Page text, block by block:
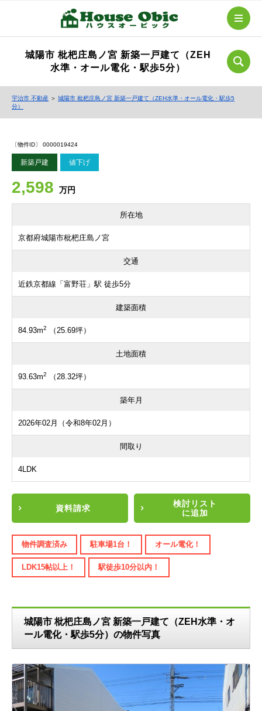
城陽市 枇杷庄島ノ宮 新築一戸建て（ZEH
水準・オール電化・駅歩5分）
宇治市 不動産 ＞ 城陽市 枇杷庄島ノ宮 新築一戸建て（ZEH水準・オール電化・駅歩5
分）
〔物件ID〕 0000019424
新築戸建 値下げ
2,598 万円
所在地
京都府城陽市枇杷庄島ノ宮
交通
近鉄京都線「富野荘」駅 徒歩5分
建築面積
84.93m2 （25.69坪）
土地面積
93.63m2 （28.32坪）
築年月
2026年02月（令和8年02月）
間取り
4LDK
資料請求
検討リスト
に追加
物件調査済み 駐車場1台！ オール電化！
LDK15帖以上！ 駅徒歩10分以内！
城陽市 枇杷庄島ノ宮 新築一戸建て（ZEH水準・オ
ール電化・駅歩5分）の物件写真